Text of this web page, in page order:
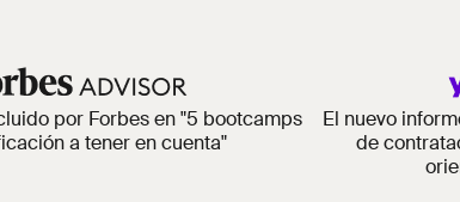
por Forbes en "5 bootcamps
a tener en cuenta"
El nuevo
de